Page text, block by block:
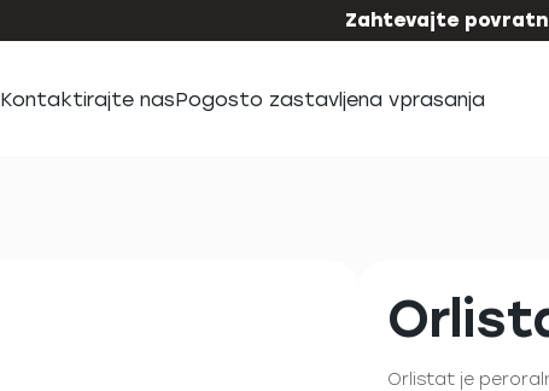
Zahtevajte
Kontaktirajte nasPogosto zastavljena vprasanja
Orlistat je